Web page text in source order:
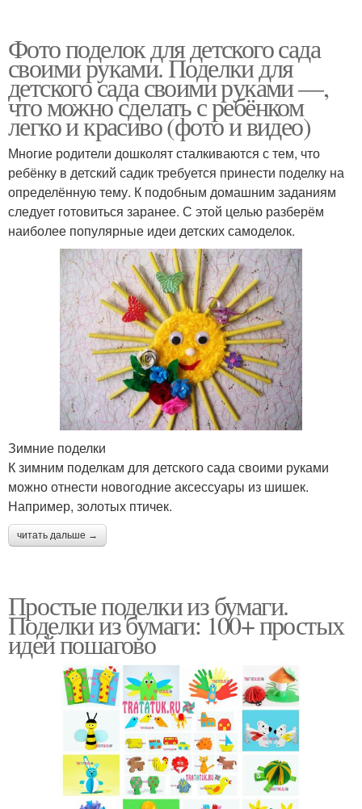
Фото поделок для детского сада
своими руками. Поделки для
детского сада своими руками —,
что можно сделать с ребёнком
легко и красиво (фото и видео)
Многие родители дошколят сталкиваются с тем, что
ребёнку в детский садик требуется принести поделку на
определённую тему. К подобным домашним заданиям
следует готовиться заранее. С этой целью разберём
наиболее популярные идеи детских самоделок.
Зимние поделки
К зимним поделкам для детского сада своими руками
можно отнести новогодние аксессуары из шишек.
Например, золотых птичек.
читать дальше →
Простые поделки из бумаги.
Поделки из бумаги: 100+ простых
идей пошагово